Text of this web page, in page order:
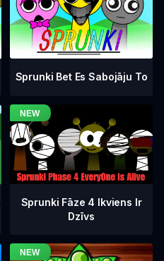
Sprunki Bet Es Sabojāju To
Sprunki Fāze 4 Ikviens Ir
Dzīvs